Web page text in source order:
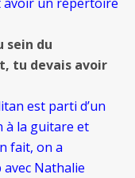
sein du
tu devais avoir
est parti d’un
à la guitare et
fait, on a
Nathalie